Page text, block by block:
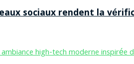
sociaux rendent la